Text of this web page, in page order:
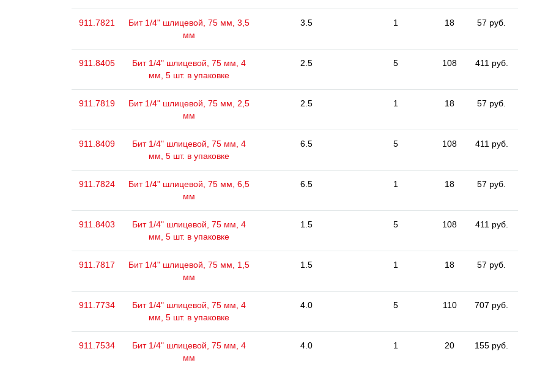
911.7821
Бит 1/4" шлицевой, 75 мм, 3,5
мм
3.5 1 18 57 руб.
911.8405
Бит 1/4" шлицевой, 75 мм, 4
мм, 5 шт. в упаковке
2.5 5 108 411 руб.
911.7819
Бит 1/4" шлицевой, 75 мм, 2,5
мм
2.5 1 18 57 руб.
911.8409
Бит 1/4" шлицевой, 75 мм, 4
мм, 5 шт. в упаковке
6.5 5 108 411 руб.
911.7824
Бит 1/4" шлицевой, 75 мм, 6,5
мм
6.5 1 18 57 руб.
911.8403
Бит 1/4" шлицевой, 75 мм, 4
мм, 5 шт. в упаковке
1.5 5 108 411 руб.
911.7817
Бит 1/4" шлицевой, 75 мм, 1,5
мм
1.5 1 18 57 руб.
911.7734
Бит 1/4" шлицевой, 75 мм, 4
мм, 5 шт. в упаковке
4.0 5 110 707 руб.
911.7534
Бит 1/4" шлицевой, 75 мм, 4
мм
4.0 1 20 155 руб.